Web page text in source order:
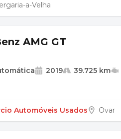
a-Velha
AMG GT
2019 39.725 km
Automóveis Usados Ovar